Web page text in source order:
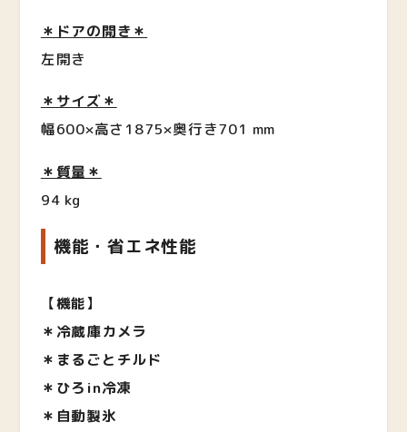
＊ドアの開き＊
左開き
＊サイズ＊
幅600×高さ1875×奥行き701 mm
＊質量＊
94 kg
機能・省エネ性能
【機能】
＊冷蔵庫カメラ
＊まるごとチルド
＊ひろin冷凍
＊自動製氷